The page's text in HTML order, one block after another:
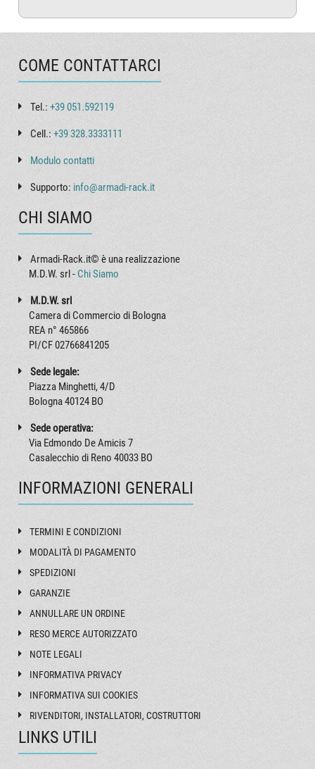
COME CONTATTARCI
Tel.:+39 051.592119
Cell.:+39 328.3333111
Modulo contatti
Supporto: info@armadi-rack.it
CHI SIAMO
Armadi-Rack.it© è una realizzazione
M.D.W. srl - Chi Siamo
M.D.W. srl
Camera di Commercio di Bologna
REA n° 465866
PI/CF 02766841205
Sede legale:
Piazza Minghetti, 4/D
Bologna 40124 BO
Sede operativa:
Via Edmondo De Amicis 7
Casalecchio di Reno 40033 BO
INFORMAZIONI GENERALI
TERMINI E CONDIZIONI
MODALITÀ DI PAGAMENTO
SPEDIZIONI
GARANZIE
ANNULLARE UN ORDINE
RESO MERCE AUTORIZZATO
NOTE LEGALI
INFORMATIVA PRIVACY
INFORMATIVA SUI COOKIES
RIVENDITORI, INSTALLATORI, COSTRUTTORI
LINKS UTILI